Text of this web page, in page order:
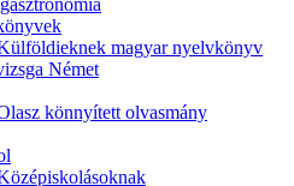
magyar nyelvkönyv
Német
könnyített olvasmány